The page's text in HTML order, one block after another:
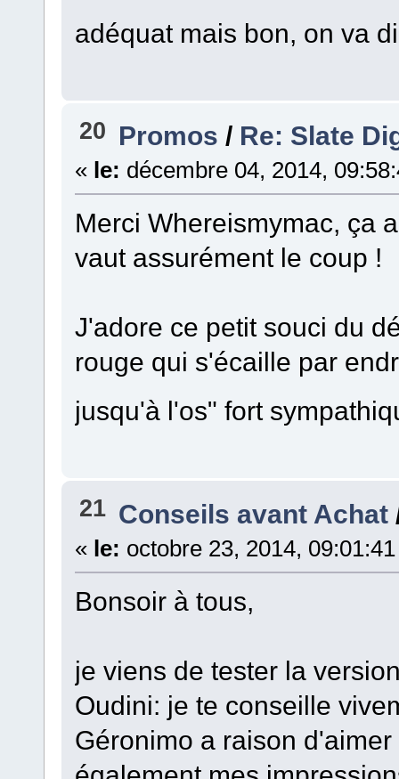
adéquat mais bon, on va
20 Promos / Re: Slate
« le: décembre 04, 2014,
Merci Whereismymac, ça
vaut assurément le coup !
J'adore ce petit souci du
rouge qui s'écaille par
jusqu'à l'os" fort
21 Conseils avant Achat
« le: octobre 23, 2014,
Bonsoir à tous,
je viens de tester la
Oudini: je te conseille
Géronimo a raison